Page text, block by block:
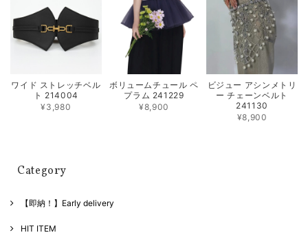
ワイド ストレッチベル
ト 214004
¥3,980
ボリュームチュール ペ
プラム 241229
¥8,900
ビジュー アシンメトリ
ー チェーンベルト
241130
¥8,900
Category
【即納！】Early delivery
HIT ITEM